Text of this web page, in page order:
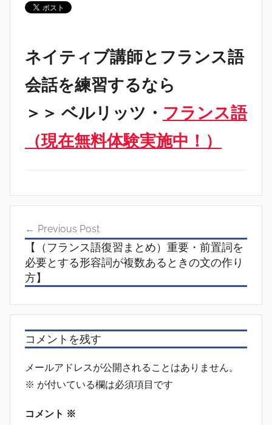
ネイティブ講師とフランス語
会話を練習するなら
＞＞ ベルリッツ・ フランス語
（現在無料体験実施中！）
ビ
ゲ
シ
Previous Post
【（フランス語復習まとめ）重要・前置詞を
必要とする形容詞が複数あるときの文の作り
方】
コメントを残す
メールアドレスが公開されることはありません。
※ が付いている欄は必須項目です
コメント ※